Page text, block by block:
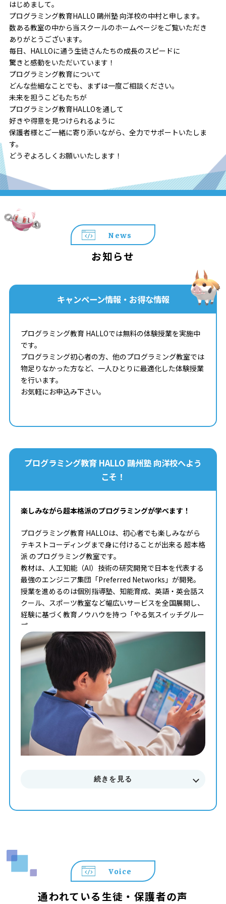
はじめまして。
プログラミング教育HALLO 鷗州塾 向洋校の中村と申します。
数ある教室の中から当スクールのホームページをご覧いただき
ありがとうございます。
毎日、HALLOに通う生徒さんたちの成長のスピードに
驚きと感動をいただいています！
プログラミング教育について
どんな些細なことでも、まずは一度ご相談ください。
未来を担うこどもたちが
プログラミング教育HALLOを通して
好きや得意を見つけられるように
保護者様とご一緒に寄り添いながら、全力でサポートいたしま
す。
どうぞよろしくお願いいたします！
News
お知らせ
キャンペーン情報・お得な情報
プログラミング教育 HALLOでは無料の体験授業を実施中
です。
プログラミング初心者の方、他のプログラミング教室では
物足りなかった方など、一人ひとりに最適化した体験授業
を行います。
お気軽にお申込み下さい。
プログラミング教育 HALLO 鷗州塾 向洋校へよう
こそ！
楽しみながら超本格派のプログラミングが学べます！
プログラミング教育 HALLOは、初心者でも楽しみながら
テキストコーディングまで身に付けることが出来る 超本格
派 のプログラミング教室です。
教材は、人工知能（AI）技術の研究開発で日本を代表する
最強のエンジニア集団「Preferred Networks」が開発。
授業を進めるのは個別指導塾、知能育成、英語・英会話ス
クール、スポーツ教室など幅広いサービスを全国展開し、
経験に基づく教育ノウハウを持つ「やる気スイッチグルー
プ」。
タイピングからコンピュータサイエンスまで学べる最高の
教材を使って、一人ひとりのペースや理解度に合わせた個
別最適化レッスンでプログラミングを学ぶことが出来ま
まずはお気軽に無料体験授業にご参加下さい。
料金やカリキュラムなどに関してもご説明致します。
続きを見る
Voice
通われている生徒・保護者の声